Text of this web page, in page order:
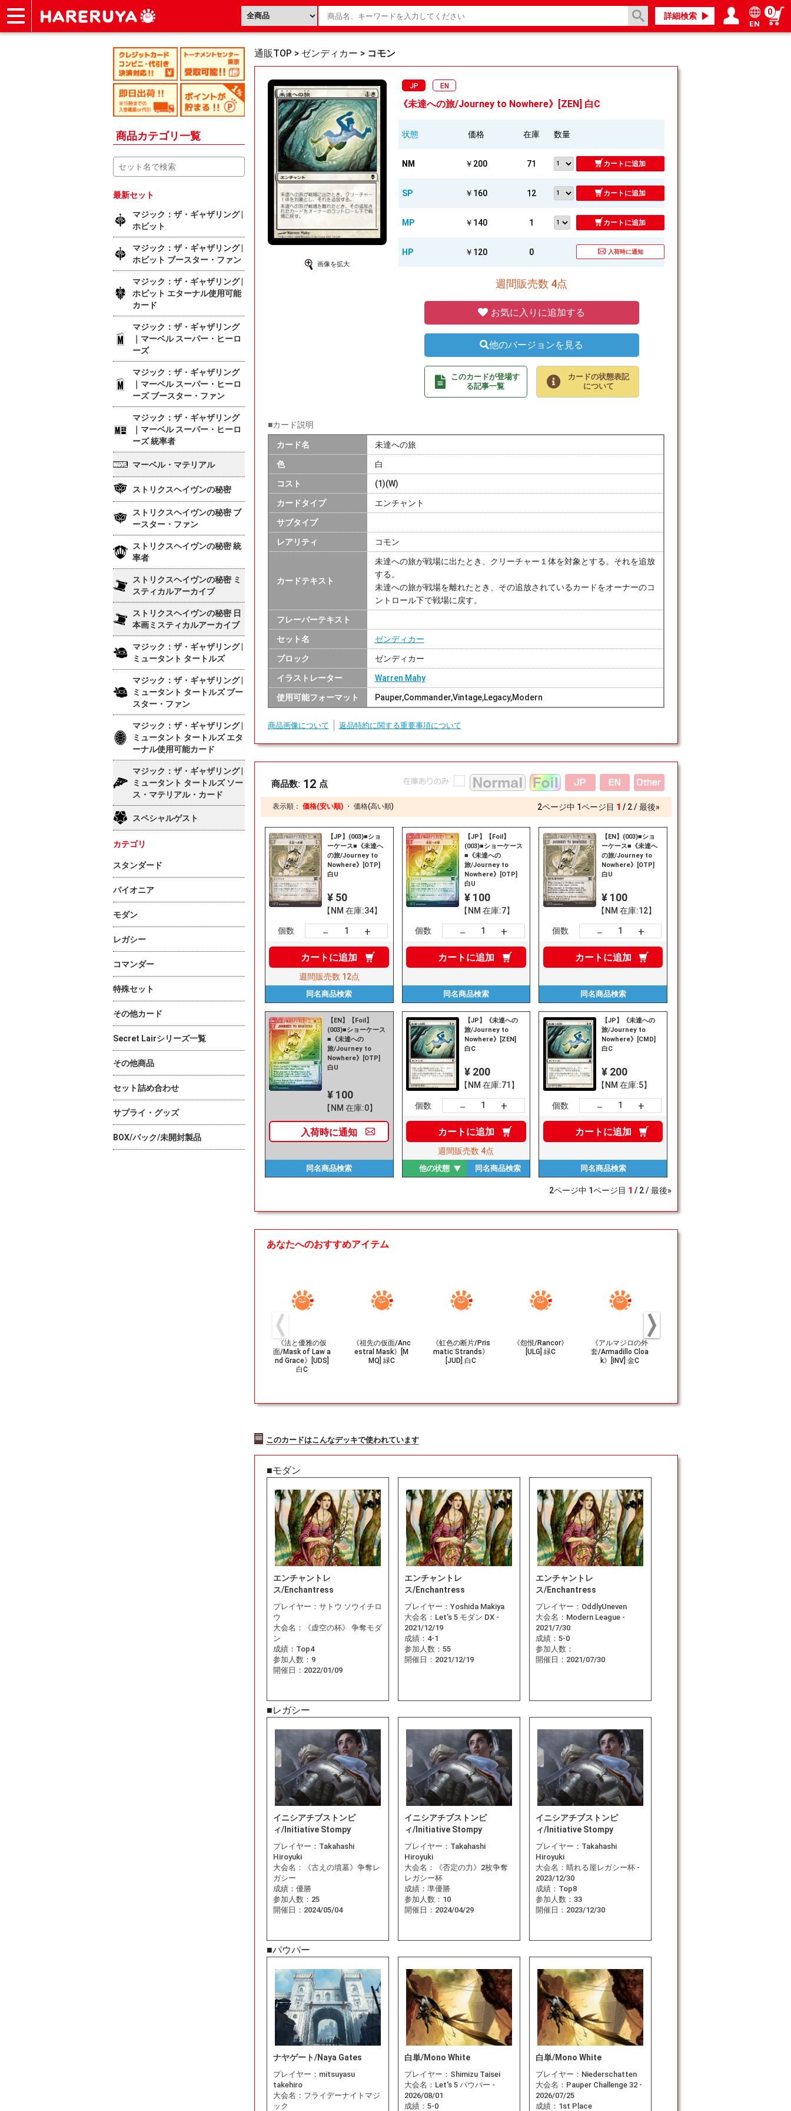
詳細検索
EN
0
商品カテゴリ一覧
通販TOP > ゼンディカー > コモン
画像を拡大
JP EN
《未達への旅/Journey to Nowhere》[ZEN] 白C
状態 価格 在庫 数量
NM ￥200 71 カートに追加
SP ￥160 12 カートに追加
MP ￥140 1 カートに追加
HP ￥120 0 入荷時に通知
週間販売数 4点
お気に入りに追加する
他のバージョンを見る
このカードが登場す
る記事一覧
カードの状態表記
について
■カード説明
カード名 未達への旅
色 白
コスト (1)(W)
カードタイプ エンチャント
サブタイプ
レアリティ コモン
カードテキスト
未達への旅が戦場に出たとき、クリーチャー１体を対象とする。それを追放
する。
未達への旅が戦場を離れたとき、その追放されているカードをオーナーのコ
ントロール下で戦場に戻す。
フレーバーテキスト
セット名 ゼンディカー
ブロック ゼンディカー
イラストレーター Warren Mahy
使用可能フォーマット Pauper,Commander,Vintage,Legacy,Modern
商品画像について 返品特約に関する重要事項について
商品数: 12 点
表示順： 価格(安い順) ・ 価格(高い順) 2ページ中 1ページ目 1 2 最後»
【JP】(003)■ショ
ーケース■《未達へ
の旅/Journey to
Nowhere》[OTP]
白U
¥ 50
【NM 在庫:34】
個数 － +
カートに追加
週間販売数 12点
同名商品検索
【JP】【Foil】
(003)■ショーケース
■《未達への
旅/Journey to
Nowhere》[OTP]
白U
¥ 100
【NM 在庫:7】
個数 － +
カートに追加
同名商品検索
【EN】(003)■ショ
ーケース■《未達へ
の旅/Journey to
Nowhere》[OTP]
白U
¥ 100
【NM 在庫:12】
個数 － +
カートに追加
同名商品検索
【EN】【Foil】
(003)■ショーケース
■《未達への
旅/Journey to
Nowhere》[OTP]
白U
¥ 100
【NM 在庫:0】
入荷時に通知
同名商品検索
【JP】《未達への
旅/Journey to
Nowhere》[ZEN]
白C
¥ 200
【NM 在庫:71】
個数 － +
カートに追加
週間販売数 4点
同名商品検索
他の状態
【JP】《未達への
旅/Journey to
Nowhere》[CMD]
白C
¥ 200
【NM 在庫:5】
個数 － +
カートに追加
同名商品検索
2ページ中 1ページ目 1 2 最後»
あなたへのおすすめアイテム
《法と優雅の仮
面/Mask of Law a
nd Grace》[UDS]
白C
《祖先の仮面/Anc
estral Mask》[M
MQ] 緑C
《虹色の断片/Pris
matic Strands》
[JUD] 白C
《怨恨/Rancor》
[ULG] 緑C
《アルマジロの外
套/Armadillo Cloa
k》[INV] 金C
このカードはこんなデッキで使われています
■モダン
エンチャントレ
ス/Enchantress
プレイヤー： サトウ ソウイチロ
ウ
大会名：
《虚空の杯》 争奪モダ
ン
成績： Top4
参加人数： 9
開催日： 2022/01/09
エンチャントレ
ス/Enchantress
プレイヤー： Yoshida Makiya
大会名： Let's 5 モダン DX -
2021/12/19
成績： 4-1
参加人数： 55
開催日： 2021/12/19
エンチャントレ
ス/Enchantress
プレイヤー： OddlyUneven
大会名： Modern League -
2021/7/30
成績： 5-0
参加人数：
開催日： 2021/07/30
■レガシー
イニシアチブストンピ
ィ/Initiative Stompy
プレイヤー： Takahashi
Hiroyuki
大会名：
《古えの墳墓》争奪レ
ガシー
成績： 優勝
参加人数： 25
開催日： 2024/05/04
イニシアチブストンピ
ィ/Initiative Stompy
プレイヤー： Takahashi
Hiroyuki
大会名：
《否定の力》2枚争奪
レガシー杯
成績： 準優勝
参加人数： 10
開催日： 2024/04/29
イニシアチブストンピ
ィ/Initiative Stompy
プレイヤー： Takahashi
Hiroyuki
大会名： 晴れる屋レガシー杯 -
2023/12/30
成績： Top8
参加人数： 33
開催日： 2023/12/30
■パウパー
ナヤゲート/Naya Gates
プレイヤー： mitsuyasu
takehiro
大会名： フライデーナイトマジ
ック
白単/Mono White
プレイヤー： Shimizu Taisei
大会名： Let's 5 パウパー -
2026/08/01
成績： 5-0
白単/Mono White
プレイヤー： Niederschatten
大会名： Pauper Challenge 32 -
2026/07/25
成績： 1st Place